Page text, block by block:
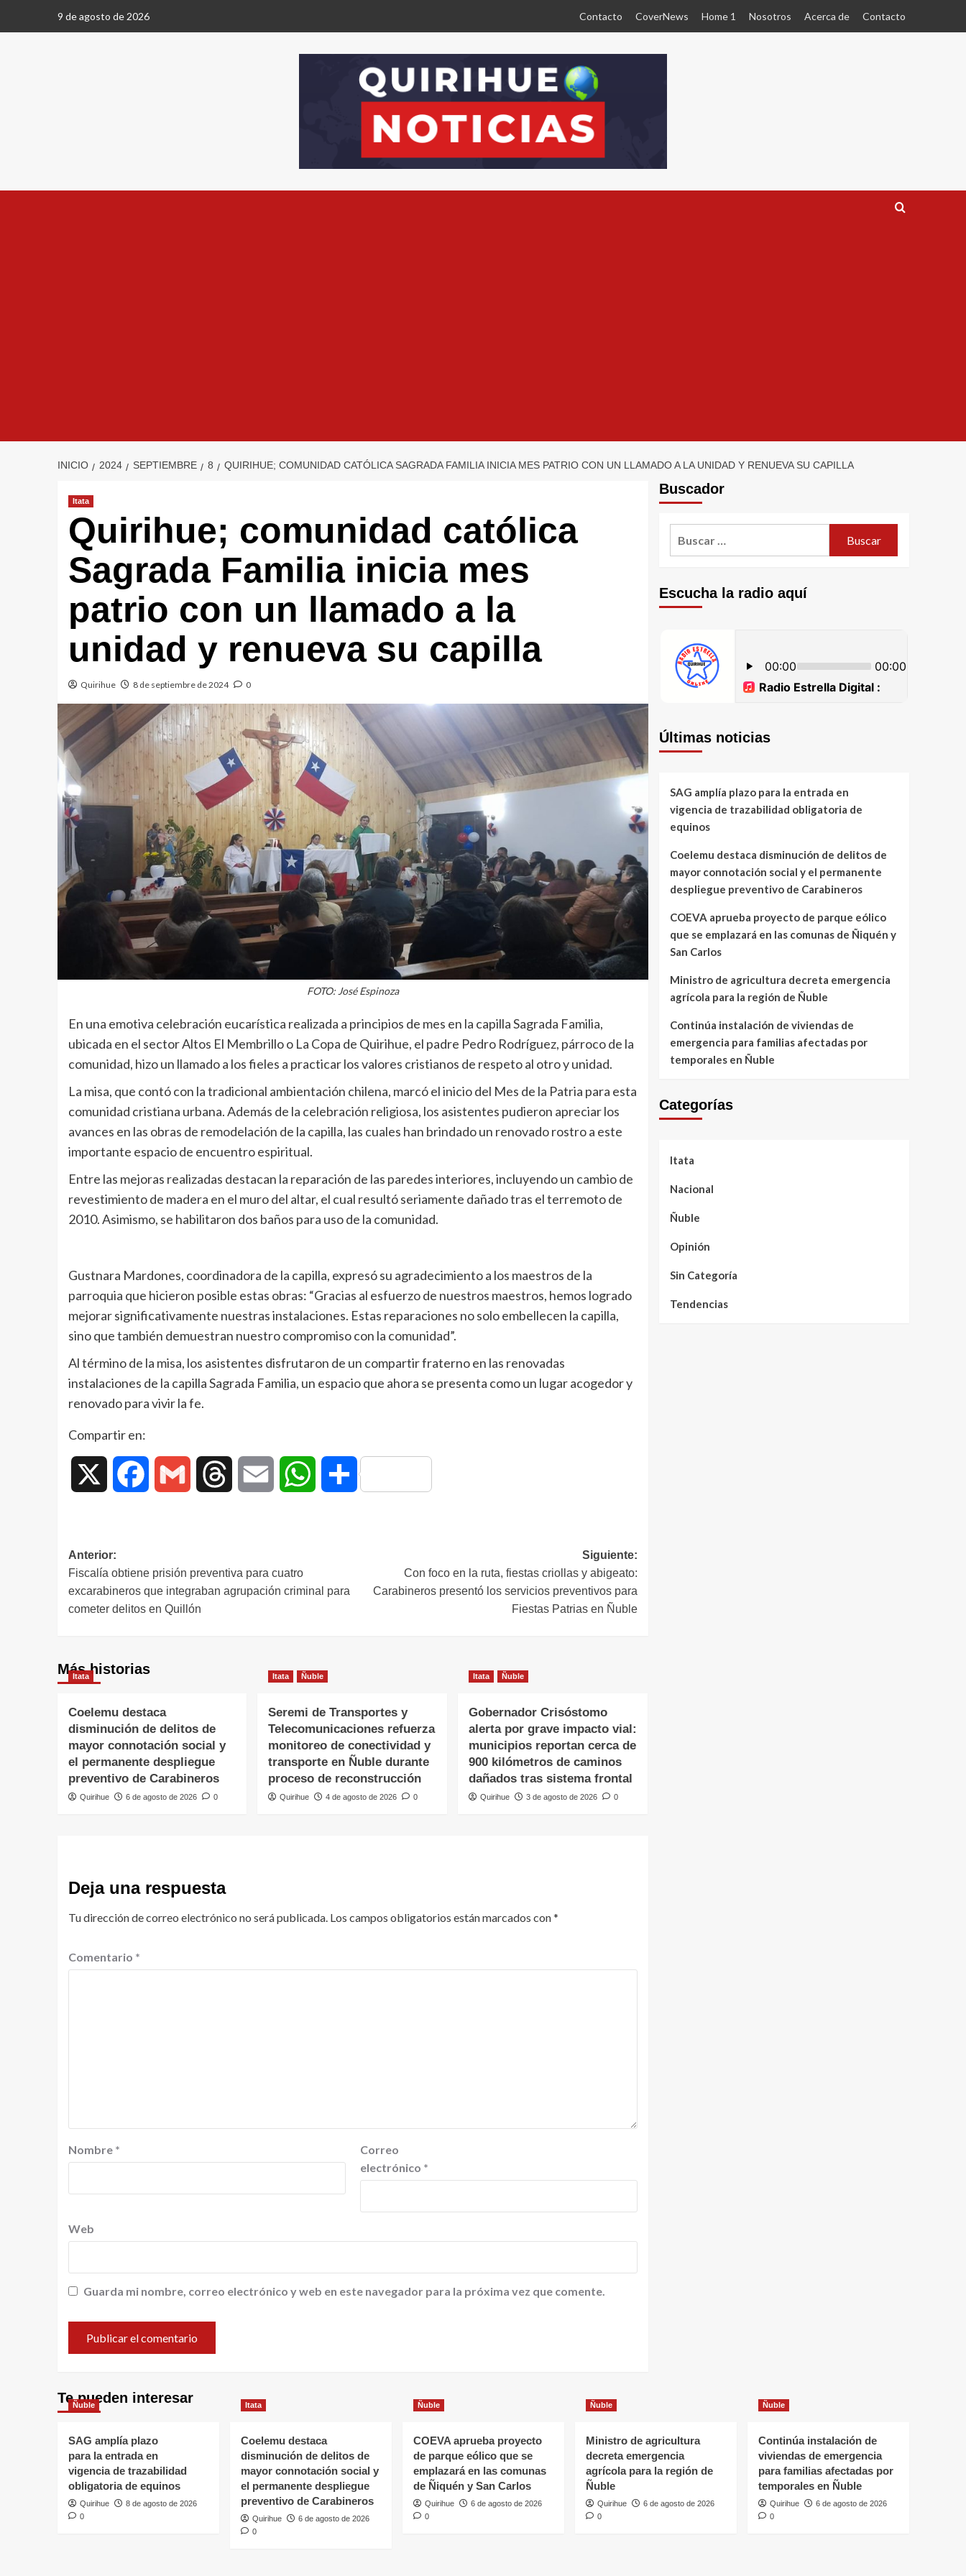
9 de agosto de 2026 Contacto CoverNews Home 1 Nosotros Acerca de Contacto
INICIO 2024 SEPTIEMBRE 8 QUIRIHUE; COMUNIDAD CATÓLICA SAGRADA FAMILIA INICIA MES PATRIO CON UN LLAMADO A LA UNIDAD Y RENUEVA SU CAPILLA
Itata
Quirihue; comunidad católica
Sagrada Familia inicia mes
patrio con un llamado a la
unidad y renueva su capilla
Quirihue 8 de septiembre de 2024 0
FOTO: José Espinoza
En una emotiva celebración eucarística realizada a principios de mes en la capilla Sagrada Familia,
ubicada en el sector Altos El Membrillo o La Copa de Quirihue, el padre Pedro Rodríguez, párroco de la
comunidad, hizo un llamado a los fieles a practicar los valores cristianos de respeto al otro y unidad.
La misa, que contó con la tradicional ambientación chilena, marcó el inicio del Mes de la Patria para esta
comunidad cristiana urbana. Además de la celebración religiosa, los asistentes pudieron apreciar los
avances en las obras de remodelación de la capilla, las cuales han brindado un renovado rostro a este
importante espacio de encuentro espiritual.
Entre las mejoras realizadas destacan la reparación de las paredes interiores, incluyendo un cambio de
revestimiento de madera en el muro del altar, el cual resultó seriamente dañado tras el terremoto de
2010. Asimismo, se habilitaron dos baños para uso de la comunidad.
Gustnara Mardones, coordinadora de la capilla, expresó su agradecimiento a los maestros de la
parroquia que hicieron posible estas obras: “Gracias al esfuerzo de nuestros maestros, hemos logrado
mejorar significativamente nuestras instalaciones. Estas reparaciones no solo embellecen la capilla,
sino que también demuestran nuestro compromiso con la comunidad”.
Al término de la misa, los asistentes disfrutaron de un compartir fraterno en las renovadas
instalaciones de la capilla Sagrada Familia, un espacio que ahora se presenta como un lugar acogedor y
renovado para vivir la fe.
Compartir en:
Facebook Gmail Threads Email WhatsAppCompartir
Anterior:
Fiscalía obtiene prisión preventiva para cuatro
excarabineros que integraban agrupación criminal para
cometer delitos en Quillón
Siguiente:
Con foco en la ruta, fiestas criollas y abigeato:
Carabineros presentó los servicios preventivos para
Fiestas Patrias en Ñuble
Más historias
Itata
Coelemu destaca
disminución de delitos de
mayor connotación social y
el permanente despliegue
preventivo de Carabineros
Quirihue 6 de agosto de 2026 0
Itata Ñuble
Seremi de Transportes y
Telecomunicaciones refuerza
monitoreo de conectividad y
transporte en Ñuble durante
proceso de reconstrucción
Quirihue 4 de agosto de 2026 0
Itata Ñuble
Gobernador Crisóstomo
alerta por grave impacto vial:
municipios reportan cerca de
900 kilómetros de caminos
dañados tras sistema frontal
Quirihue 3 de agosto de 2026 0
Deja una respuesta
Tu dirección de correo electrónico no será publicada. Los campos obligatorios están marcados con*
Comentario *
Nombre *
Correo
electrónico *
Web
Guarda mi nombre, correo electrónico y web en este navegador para la próxima vez que comente.
Buscador
Escucha la radio aquí
Últimas noticias
SAG amplía plazo para la entrada en
vigencia de trazabilidad obligatoria de
equinos
Coelemu destaca disminución de delitos de
mayor connotación social y el permanente
despliegue preventivo de Carabineros
COEVA aprueba proyecto de parque eólico
que se emplazará en las comunas de Ñiquén y
San Carlos
Ministro de agricultura decreta emergencia
agrícola para la región de Ñuble
Continúa instalación de viviendas de
emergencia para familias afectadas por
temporales en Ñuble
Categorías
Itata
Nacional
Ñuble
Opinión
Sin Categoría
Tendencias
Te pueden interesar
Ñuble
SAG amplía plazo
para la entrada en
vigencia de trazabilidad
obligatoria de equinos
Quirihue
8 de agosto de 2026
0
Itata
Coelemu destaca
disminución de delitos de
mayor connotación social y
el permanente despliegue
preventivo de Carabineros
Quirihue
6 de agosto de 2026
0
Ñuble
COEVA aprueba proyecto
de parque eólico que se
emplazará en las comunas
de Ñiquén y San Carlos
Quirihue
6 de agosto de 2026
0
Ñuble
Ministro de agricultura
decreta emergencia
agrícola para la región de
Ñuble
Quirihue
6 de agosto de 2026
0
Ñuble
Continúa instalación de
viviendas de emergencia
para familias afectadas por
temporales en Ñuble
Quirihue
6 de agosto de 2026
0